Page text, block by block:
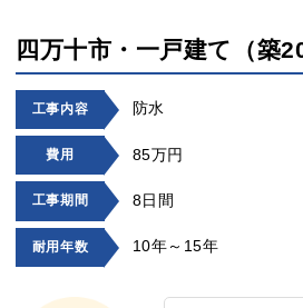
四万十市・一戸建て（築
工事内容 防水
費用 85万円
工事期間 8日間
耐用年数 10年～15年